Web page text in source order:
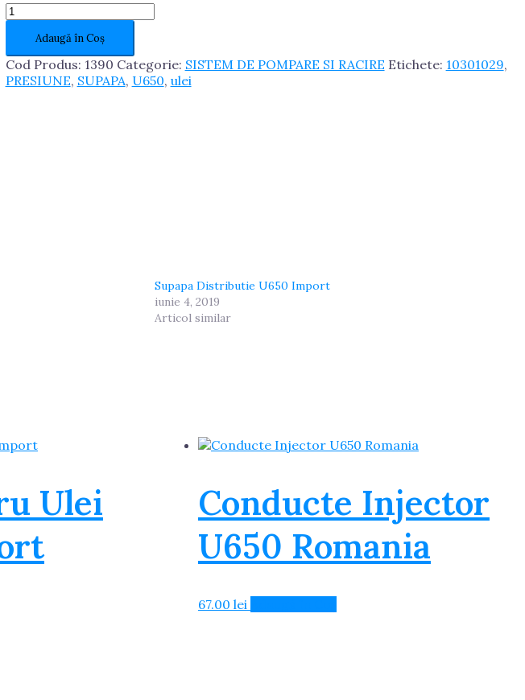
Cantitate
Supapa
Presiune
Ulei
U650
Import
Adaugă în Coș
Cod Produs: 1390 Categorie: SISTEM DE POMPARE SI RACIRE Etichete: 10301029,
PRESIUNE, SUPAPA, U650, ulei
Supapa Distributie U650 Import
iunie 4, 2019
Articol similar
Ulei
Conducte Injector
U650 Romania
67.00 lei